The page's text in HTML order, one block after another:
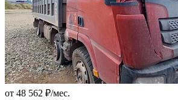
от 48 562 ₽/мес.